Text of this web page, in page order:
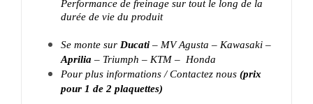
durée de vie du produit
Se monte sur Ducati– MV Agusta – Kawasaki –
Aprilia – Triumph – KTM – Honda
Pour plus informations / Contactez nous(prix
pour 1 de 2 plaquettes)